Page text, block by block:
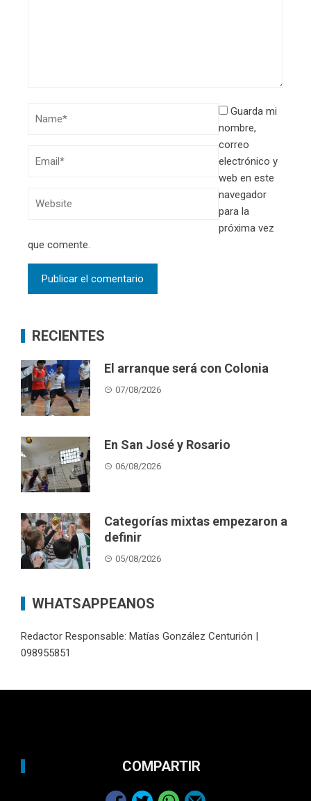
Guarda mi
nombre,
correo
electrónico y
web en este
navegador
para la
próxima vez
que comente.
RECIENTES
El arranque será con Colonia
07/08/2026
En San José y Rosario
06/08/2026
Categorías mixtas empezaron a
definir
05/08/2026
WHATSAPPEANOS
Redactor Responsable: Matías González Centurión |
098955851
COMPARTIR